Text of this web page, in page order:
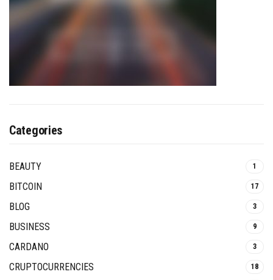
Categories
BEAUTY 1
BITCOIN 17
BLOG 3
BUSINESS 9
CARDANO 3
CRUPTOCURRENCIES 18